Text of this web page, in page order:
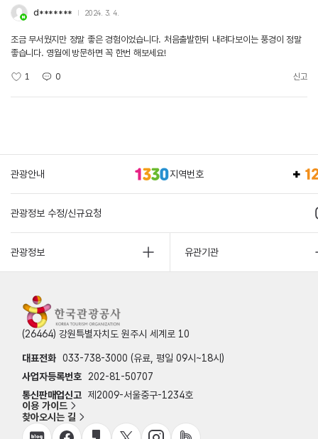
d******* 2024. 3. 4.
조금 무서웠지만 정말 좋은 경험이었습니다. 처음출발한뒤 내려다보이는 풍경이 정말
좋습니다. 영월에 방문하면 꼭 한번 해보세요!
1 0 신고
관광안내 지역번호
관광정보 수정/신규요청
관광정보 유관기관
(26464) 강원특별자치도 원주시 세계로 10
대표전화 033-738-3000 (유료, 평일 09시~18시)
사업자등록번호
202-81-50707
통신판매업신고 제2009-서울중구-1234호
이용 가이드
찾아오시는 길